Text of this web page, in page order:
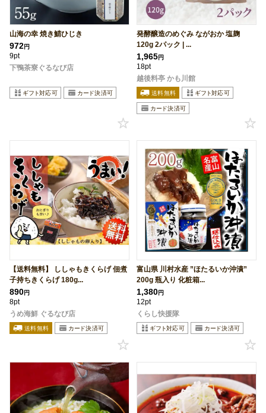
山海の幸 焼き鯖ひじき
972円
9pt
下鴨茶寮ぐるなび店
発酵醸造のめぐみ ながおか 塩麹
120g 2パック | ...
1,965円
18pt
越後料亭 かも川館
【送料無料】 ししゃもきくらげ 佃煮
子持ちきくらげ 180g...
890円
8pt
うめ海鮮 ぐるなび店
富山県 川村水産 ”ほたるいか沖漬”
200g 瓶入り 化粧箱...
1,380円
12pt
くらし快援隊